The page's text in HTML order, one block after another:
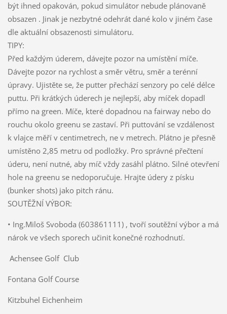
být ihned opakován, pokud simulátor nebude plánovaně
obsazen . Jinak je nezbytné odehrát dané kolo v jiném čase
dle aktuální obsazenosti simulátoru.
TIPY:
Před každým úderem, dávejte pozor na umístění míče.
Dávejte pozor na rychlost a směr větru, směr a terénní
úpravy. Ujistěte se, že putter přechází senzory po celé délce
puttu. Při krátkých úderech je nejlepší, aby míček dopadl
přímo na green. Míče, které dopadnou na fairway nebo do
rouchu okolo greenu se zastaví. Při puttování se vzdálenost
k vlajce měří v centimetrech, ne v metrech. Plátno je přesně
umístěno 2,85 metru od podložky. Pro správné přečtení
úderu, není nutné, aby míč vždy zasáhl plátno. Silné otevření
hole na greenu se nedoporučuje. Hrajte údery z písku
(bunker shots) jako pitch ránu.
SOUTĚŽNÍ VÝBOR:
• Ing.Miloš Svoboda (603861111) , tvoří soutěžní výbor a má
nárok ve všech sporech učinit konečné rozhodnutí.
Achensee Golf Club
Fontana Golf Course
Kitzbuhel Eichenheim